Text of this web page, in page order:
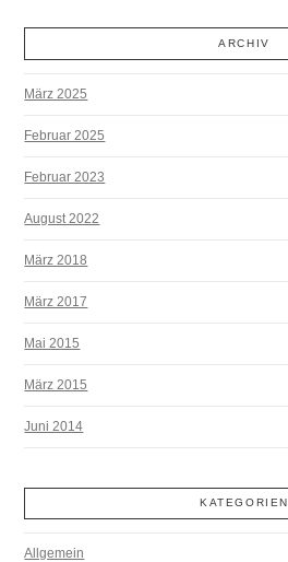
ARCHIV
März 2025
Februar 2025
Februar 2023
August 2022
März 2018
März 2017
Mai 2015
März 2015
Juni 2014
KATEGORIEN
Allgemein